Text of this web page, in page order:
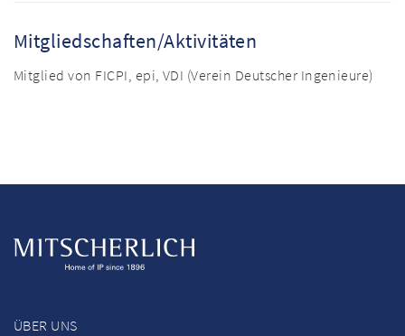
Mitgliedschaften/Aktivitäten
Mitglied von FICPI, epi, VDI (Verein Deutscher Ingenieure)
ÜBER UNS